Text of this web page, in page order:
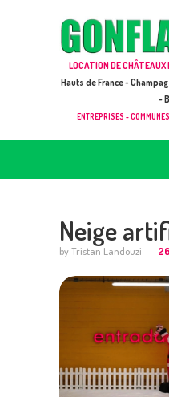
LOCATION DE
Hauts de France -
-
ENTREPRISES -
ACCUEIL
JEUX À LOUER &
CATALOGUE /
DEMANDE DE
Neige
by Tristan Landouzi